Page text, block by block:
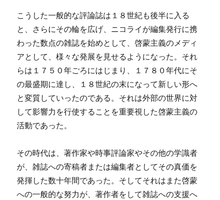
こうした一般的な評論誌は１８世紀も後半に入る
と、さらにその輪を広げ、ニコライが編集発行に携
わった数点の雑誌を始めとして、啓蒙主義のメディ
アとして、様々な発展を見せるようになった。それ
らは１７５０年ごろにはじまり、１７８０年代にそ
の最盛期に達し、１８世紀の末になって新しい形へ
と変質していったのである。それは外部の世界に対
して影響力を行使することを重要視した啓蒙主義の
活動であった。
その時代は、著作家や時事評論家やその他の学識者
が、雑誌への寄稿者または編集者としてその真価を
発揮した数十年間であった。そしてそれはまた啓蒙
への一般的な努力が、著作者をして雑誌への支援へ